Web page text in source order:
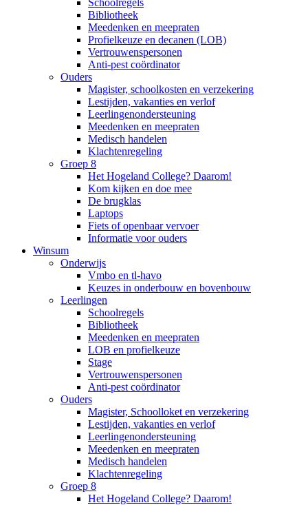
Schoolregels
Bibliotheek
Meedenken en meepraten
Profielkeuze en decanen (LOB)
Vertrouwenspersonen
Anti-pest coördinator
Ouders
Magister, schoolkosten en verzekering
Lestijden, vakanties en verlof
Leerlingenondersteuning
Meedenken en meepraten
Medisch handelen
Klachtenregeling
Groep 8
Het Hogeland College? Daarom!
Kom kijken en doe mee
De brugklas
Laptops
Fiets of openbaar vervoer
Informatie voor ouders
Winsum
Onderwijs
Vmbo en tl-havo
Keuzes in onderbouw en bovenbouw
Leerlingen
Schoolregels
Bibliotheek
Meedenken en meepraten
LOB en profielkeuze
Stage
Vertrouwenspersonen
Anti-pest coördinator
Ouders
Magister, Schoolloket en verzekering
Lestijden, vakanties en verlof
Leerlingenondersteuning
Meedenken en meepraten
Medisch handelen
Klachtenregeling
Groep 8
Het Hogeland College? Daarom!